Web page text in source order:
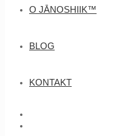
O JĀNOSHIIK™
BLOG
KONTAKT